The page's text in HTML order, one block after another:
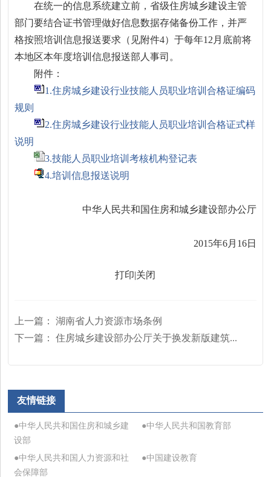
在统一的信息系统建立前，省级住房城乡建设主管
部门要结合证书管理做好信息数据存储备份工作，并严
格按照培训信息报送要求（见附件4）于每年12月底前将
本地区本年度培训信息报送部人事司。
附件：
1.住房城乡建设行业技能人员职业培训合格证编码
规则
2.住房城乡建设行业技能人员职业培训合格证式样
说明
3.技能人员职业培训考核机构登记表
4.培训信息报送说明
中华人民共和国住房和城乡建设部办公厅
2015年6月16日
打印|关闭
上一篇：
湖南省人力资源市场条例
下一篇：
住房城乡建设部办公厅关于换发新版建筑...
友情链接
●中华人民共和国住房和城乡建
设部
●中华人民共和国教育部
●中华人民共和国人力资源和社
会保障部
●中国建设教育